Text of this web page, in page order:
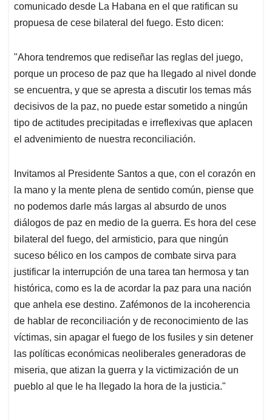
comunicado desde La Habana en el que ratifican su
propuesa de cese bilateral del fuego. Esto dicen:
"Ahora tendremos que rediseñar las reglas del juego,
porque un proceso de paz que ha llegado al nivel donde
se encuentra, y que se apresta a discutir los temas más
decisivos de la paz, no puede estar sometido a ningún
tipo de actitudes precipitadas e irreflexivas que aplacen
el advenimiento de nuestra reconciliación.
Invitamos al Presidente Santos a que, con el corazón en
la mano y la mente plena de sentido común, piense que
no podemos darle más largas al absurdo de unos
diálogos de paz en medio de la guerra. Es hora del cese
bilateral del fuego, del armisticio, para que ningún
suceso bélico en los campos de combate sirva para
justificar la interrupción de una tarea tan hermosa y tan
histórica, como es la de acordar la paz para una nación
que anhela ese destino. Zafémonos de la incoherencia
de hablar de reconciliación y de reconocimiento de las
víctimas, sin apagar el fuego de los fusiles y sin detener
las políticas económicas neoliberales generadoras de
miseria, que atizan la guerra y la victimización de un
pueblo al que le ha llegado la hora de la justicia."